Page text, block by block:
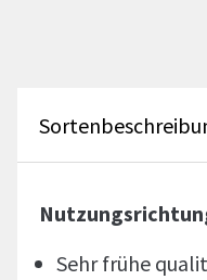
Sehr frühe